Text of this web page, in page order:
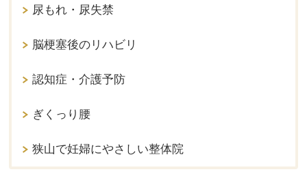
尿もれ・尿失禁
脳梗塞後のリハビリ
認知症・介護予防
ぎくっり腰
狭山で妊婦にやさしい整体院